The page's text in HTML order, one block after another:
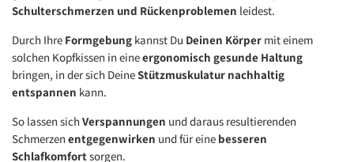
Schulterschmerzen und Rückenproblemen leidest.
Durch Ihre Formgebung kannst Du Deinen Körper mit einem
solchen Kopfkissen in eineergonomisch gesunde Haltung
bringen, in der sich DeineStützmuskulatur nachhaltig
entspannen kann.
So lassen sich Verspannungen und daraus resultierenden
Schmerzen entgegenwirken und für eine besseren
Schlafkomfortsorgen.